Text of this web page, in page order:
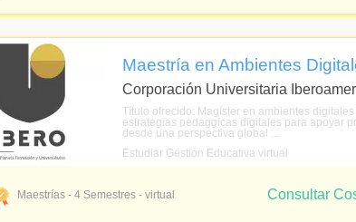
Maestría en Ambientes
Corporación Universitaria
Título ofrecido: Magíster en ambientes
estrategias pedaggicas digitales para apoyar
desde una perspectiva global ...
Estudiar Gestión Educativa virtual
Maestrías - 4 Semestres - virtual Consultar